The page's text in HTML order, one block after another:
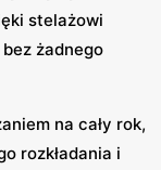
stelażowi
żadnego
na cały rok,
rozkładania i